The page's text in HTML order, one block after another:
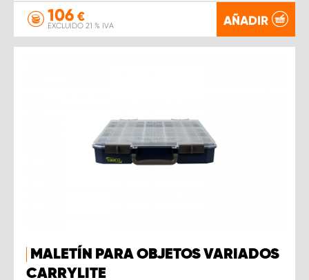
106 €
EXCLUIDO 21 % IVA AÑADIR
MALETÍN PARA OBJETOS VARIADOS
CARRYLITE